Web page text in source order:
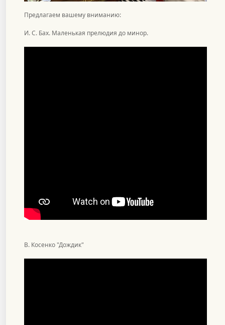
Предлагаем вашему вниманию:
И. С. Бах. Маленькая прелюдия до минор.
В. Косенко "Дождик"